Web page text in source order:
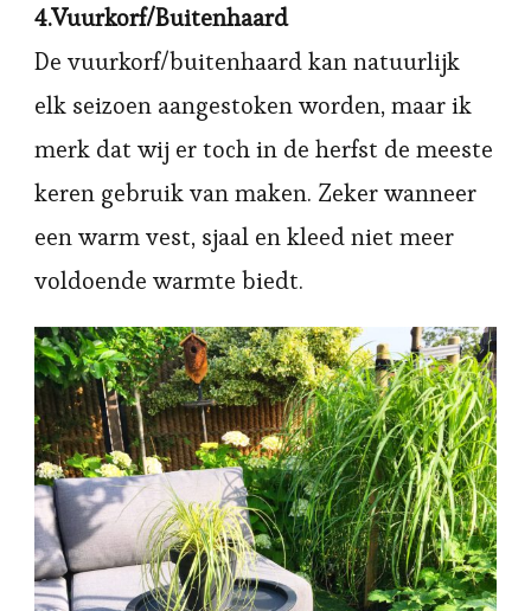
4.Vuurkorf/Buitenhaard
De vuurkorf/buitenhaard kan natuurlijk
elk seizoen aangestoken worden, maar ik
merk dat wij er toch in de herfst de meeste
keren gebruik van maken. Zeker wanneer
een warm vest, sjaal en kleed niet meer
voldoende warmte biedt.